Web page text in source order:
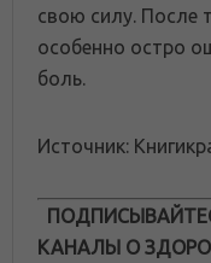
свою силу. После
особенно остро
боль.
Источник:
КАНАЛЫ О